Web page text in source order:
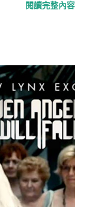
，我們沒有收到任
灣還存有如此明目
，這已經不是
記者：彭夢竺 。
閱讀完整內容